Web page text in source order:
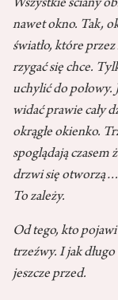
Wszystkie ściany
nawet okno. Tak,
światło, które
rzygać się chce.
uchylić do połowy.
widać prawie cały
okrągłe okienko.
spoglądają czasem
drzwi się otworzą…
To zależy.
Od tego, kto
trzeźwy. I jak
jeszcze przed.